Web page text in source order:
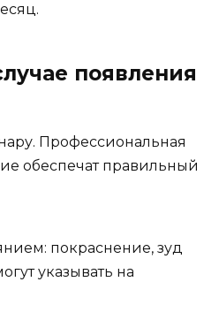
появления
Профессиональная
обеспечат правильный
покраснение, зуд
указывать на